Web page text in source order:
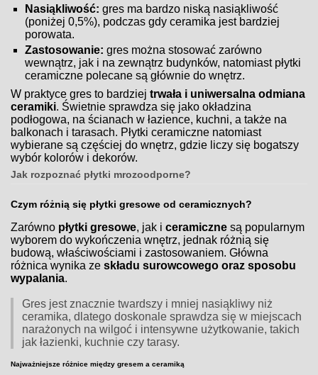
Nasiąkliwość: gres ma bardzo niską nasiąkliwość
(poniżej 0,5%), podczas gdy ceramika jest bardziej
porowata.
Zastosowanie: gres można stosować zarówno
wewnątrz, jak i na zewnątrz budynków, natomiast płytki
ceramiczne polecane są głównie do wnętrz.
W praktyce gres to bardziejtrwała i uniwersalna odmiana
ceramiki. Świetnie sprawdza się jako okładzina
podłogowa, na ścianach w łazience, kuchni, a także na
balkonach i tarasach. Płytki ceramiczne natomiast
wybierane są częściej do wnętrz, gdzie liczy się bogatszy
wybór kolorów i dekorów.
Jak rozpoznać płytki mrozoodporne?
Czym różnią się płytki gresowe od ceramicznych?
Zarówno płytki gresowe, jak iceramiczne są popularnym
wyborem do wykończenia wnętrz, jednak różnią się
budową, właściwościami i zastosowaniem. Główna
różnica wynika zeskładu surowcowego oraz sposobu
wypalania.
Gres jest znacznie twardszy i mniej nasiąkliwy niż
ceramika, dlatego doskonale sprawdza się w miejscach
narażonych na wilgoć i intensywne użytkowanie, takich
jak łazienki, kuchnie czy tarasy.
Najważniejsze różnice między gresem a ceramiką